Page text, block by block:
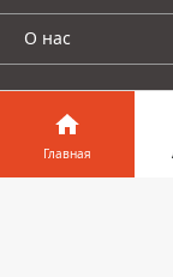
О нас
Главная